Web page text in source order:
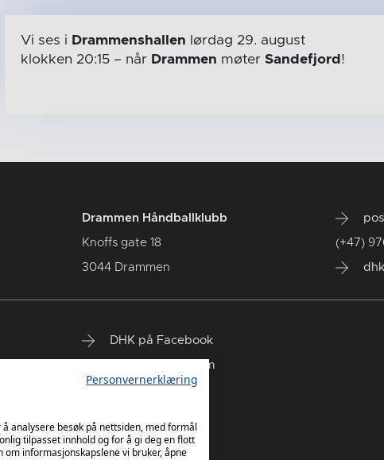
Vi ses i Drammenshallen lørdag 29. august
klokken 20:15– når Drammen møter Sandefjord !
Drammen Håndballklubb
Knoffs gate 18
3044 Drammen
(+47)
DHK på Facebook
DHK på Instagram
DHK på TikTok
Personvernerklæring
analysere besøk på nettsiden, med formål
tilpasset innhold og for å gi deg en flott
informasjonskapslene vi bruker, åpne